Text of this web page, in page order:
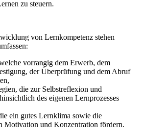
zu steuern.
von Lernkompetenz stehen
vorrangig dem Erwerb, dem
der Überprüfung und dem Abruf
die zur Selbstreflexion und
des eigenen Lernprozesses
ein gutes Lernklima sowie die
Motivation und Konzentration fördern.